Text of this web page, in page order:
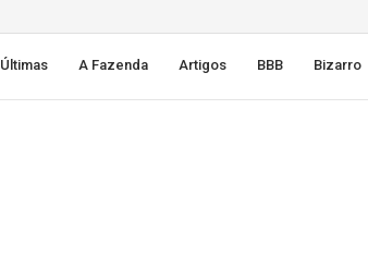
Últimas A Fazenda Artigos BBB Bizarro